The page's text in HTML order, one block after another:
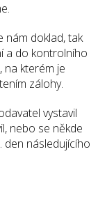
nám doklad, tak
a do kontrolního
na kterém je
zálohy.
vystavil
nebo se někde
den následujícího